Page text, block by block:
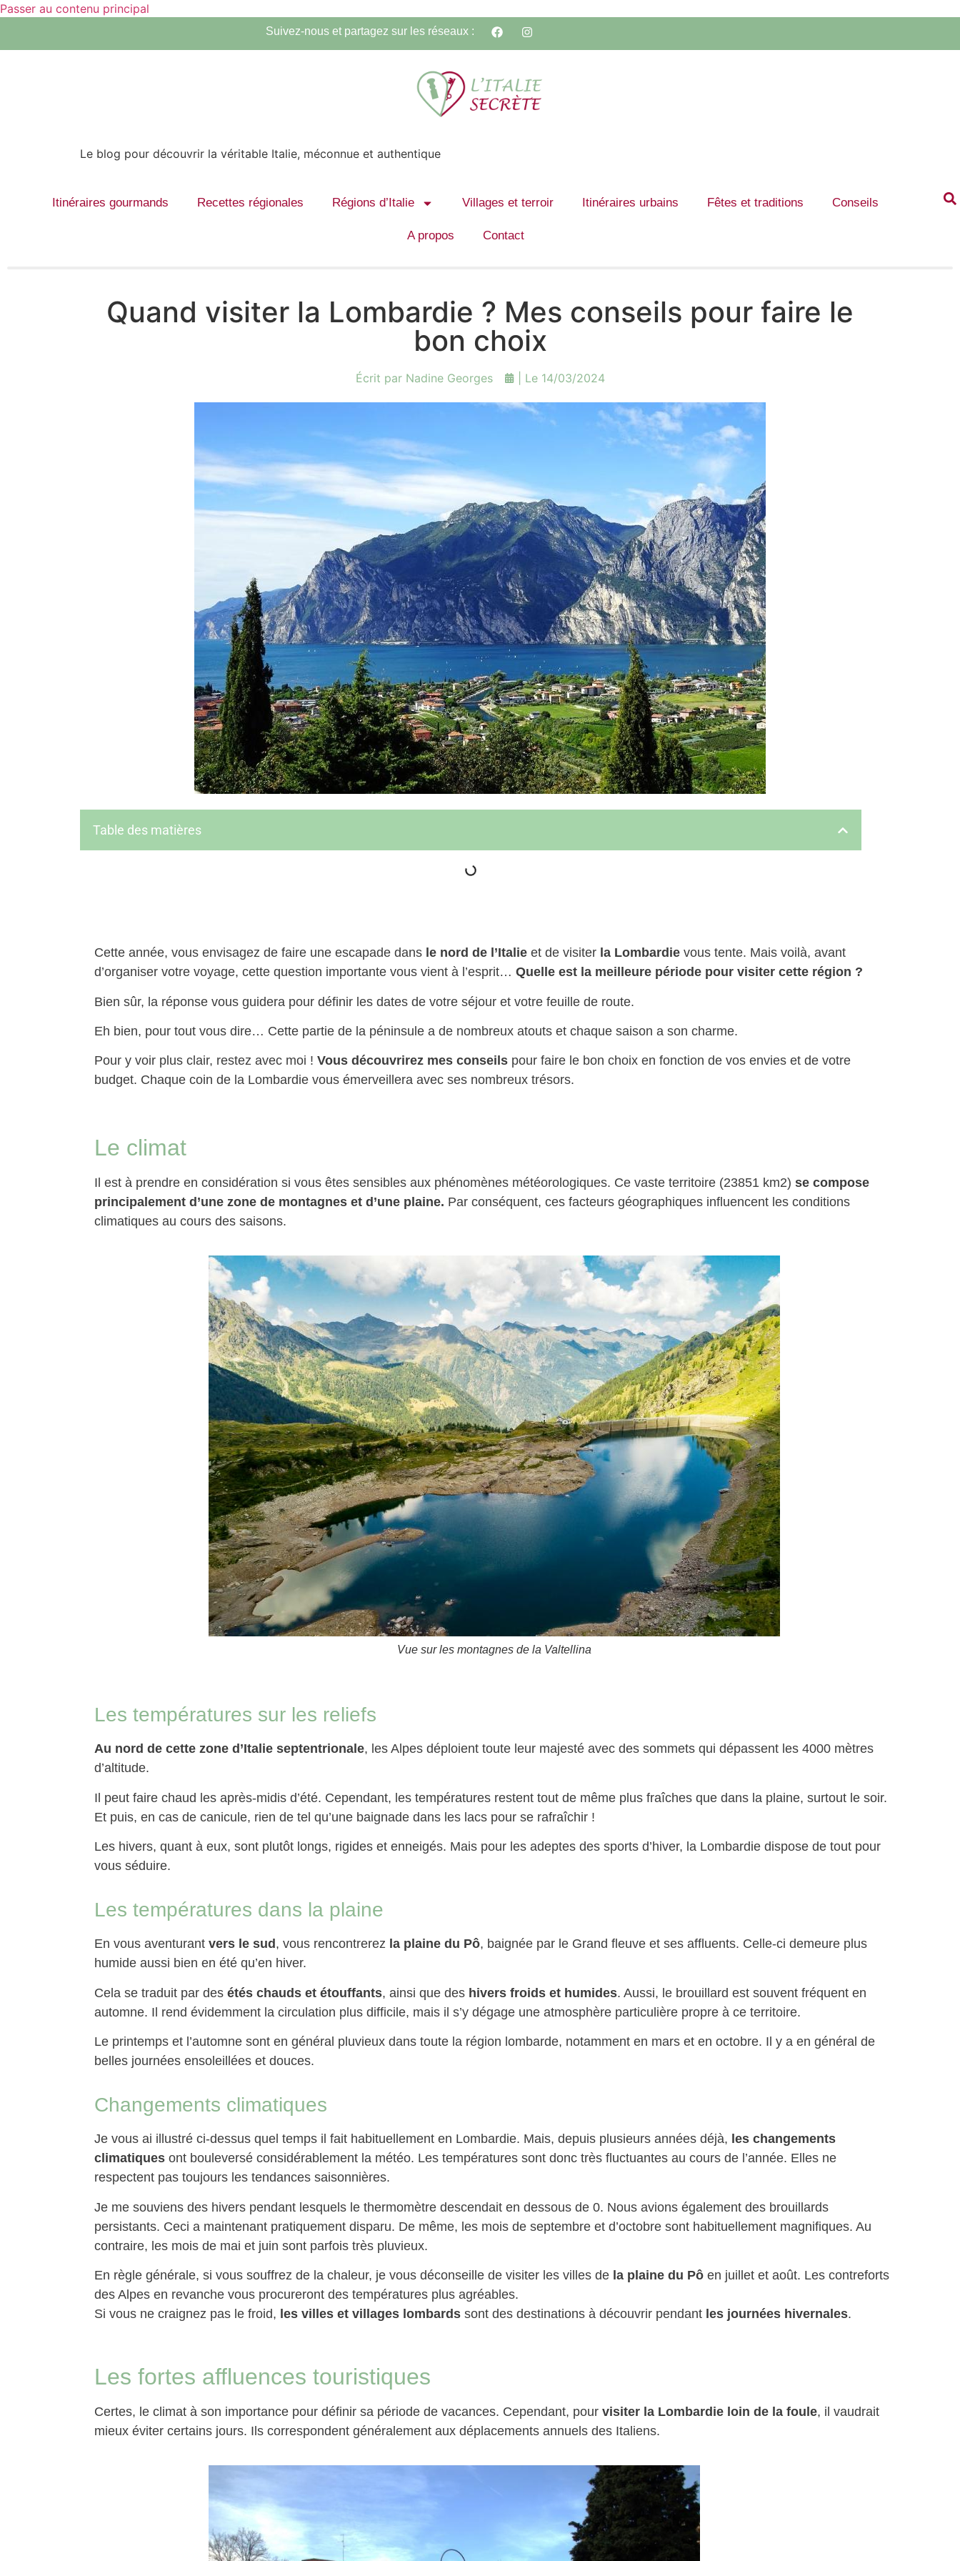
Passer au contenu principal
Suivez-nous et partagez sur les réseaux :
Le blog pour découvrir la véritable Italie, méconnue et authentique
Itinéraires gourmands Recettes régionales Régions d’Italie Villages et terroir Itinéraires urbains Fêtes et traditions Conseils
A propos Contact
Quand visiter la Lombardie ? Mes conseils pour faire le
bon choix
Écrit par Nadine Georges | Le 14/03/2024
Table des matières
Cette année, vous envisagez de faire une escapade dans le nord de l’Italie et de visiter la Lombardie vous tente. Mais voilà, avant
d’organiser votre voyage, cette question importante vous vient à l’esprit… Quelle est la meilleure période pour visiter cette région ?
Bien sûr, la réponse vous guidera pour définir les dates de votre séjour et votre feuille de route.
Eh bien, pour tout vous dire… Cette partie de la péninsule a de nombreux atouts et chaque saison a son charme.
Pour y voir plus clair, restez avec moi ! Vous découvrirez mes conseils pour faire le bon choix en fonction de vos envies et de votre
budget. Chaque coin de la Lombardie vous émerveillera avec ses nombreux trésors.
Le climat
Il est à prendre en considération si vous êtes sensibles aux phénomènes météorologiques. Ce vaste territoire (23851 km2) se compose
principalement d’une zone de montagnes et d’une plaine. Par conséquent, ces facteurs géographiques influencent les conditions
climatiques au cours des saisons.
Vue sur les montagnes de la Valtellina
Les températures sur les reliefs
Au nord de cette zone d’Italie septentrionale, les Alpes déploient toute leur majesté avec des sommets qui dépassent les 4000 mètres
d’altitude.
Il peut faire chaud les après-midis d’été. Cependant, les températures restent tout de même plus fraîches que dans la plaine, surtout le soir.
Et puis, en cas de canicule, rien de tel qu’une baignade dans les lacs pour se rafraîchir !
Les hivers, quant à eux, sont plutôt longs, rigides et enneigés. Mais pour les adeptes des sports d’hiver, la Lombardie dispose de tout pour
vous séduire.
Les températures dans la plaine
En vous aventurant vers le sud , vous rencontrerez la plaine du Pô, baignée par le Grand fleuve et ses affluents. Celle-ci demeure plus
humide aussi bien en été qu’en hiver.
Cela se traduit par des étés chauds et étouffants, ainsi que des hivers froids et humides. Aussi, le brouillard est souvent fréquent en
automne. Il rend évidemment la circulation plus difficile, mais il s’y dégage une atmosphère particulière propre à ce territoire.
Le printemps et l’automne sont en général pluvieux dans toute la région lombarde, notamment en mars et en octobre. Il y a en général de
belles journées ensoleillées et douces.
Changements climatiques
Je vous ai illustré ci-dessus quel temps il fait habituellement en Lombardie. Mais, depuis plusieurs années déjà, les changements
climatiques ont bouleversé considérablement la météo. Les températures sont donc très fluctuantes au cours de l’année. Elles ne
respectent pas toujours les tendances saisonnières.
Je me souviens des hivers pendant lesquels le thermomètre descendait en dessous de 0. Nous avions également des brouillards
persistants. Ceci a maintenant pratiquement disparu. De même, les mois de septembre et d’octobre sont habituellement magnifiques. Au
contraire, les mois de mai et juin sont parfois très pluvieux.
En règle générale, si vous souffrez de la chaleur, je vous déconseille de visiter les villes de la plaine du Pô en juillet et août. Les contreforts
des Alpes en revanche vous procureront des températures plus agréables.
Si vous ne craignez pas le froid, les villes et villages lombards sont des destinations à découvrir pendant les journées hivernales.
Les fortes affluences touristiques
Certes, le climat à son importance pour définir sa période de vacances. Cependant, pour visiter la Lombardie loin de la foule, il vaudrait
mieux éviter certains jours. Ils correspondent généralement aux déplacements annuels des Italiens.